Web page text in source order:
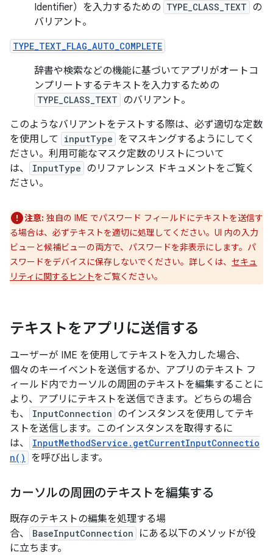
Identifier）を入力するための TYPE_CLASS_TEXT の
バリアント。
TYPE_TEXT_FLAG_AUTO_COMPLETE
辞書や検索などの機能に基づいてアプリがオートコ
ンプリートするテキストを入力するための
TYPE_CLASS_TEXT のバリアント。
このようなバリアントをテストする際は、必ず適切な定数
を使用して
inputType をマスキングするようにしてく
ださい。利用可能なマスク定数のリストについて
は、
InputType のリファレンス ドキュメントをご覧く
ださい。
注意: 独自の IME でパスワード フィールドにテキストを送信す
る場合は、必ずテキストを適切に処理してください。UI 内の入力
ビューと候補ビューの両方で、パスワードを非表示にします。パ
スワードをデバイスに保存しないでください。詳しくは、 セキュ
リティに関するヒントをご覧ください。
テキストをアプリに送信する
ユーザーが IME を使用してテキストを入力した場合、
個々のキーイベントを送信するか、アプリのテキスト フ
ィールド内でカーソルの周囲のテキストを編集することに
より、アプリにテキストを送信できます。どちらの場合
も、
InputConnection のインスタンスを使用してテキ
ストを送信します。このインスタンスを取得するに
は、
InputMethodService.getCurrentInputConnectio
n()
を呼び出します。
カーソルの周囲のテキストを編集する
既存のテキストの編集を処理する場
合、
BaseInputConnection
にある以下のメソッドが役
に立ちます。